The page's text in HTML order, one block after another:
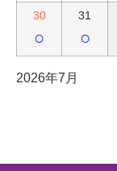
30
○
31
○
2026年7月